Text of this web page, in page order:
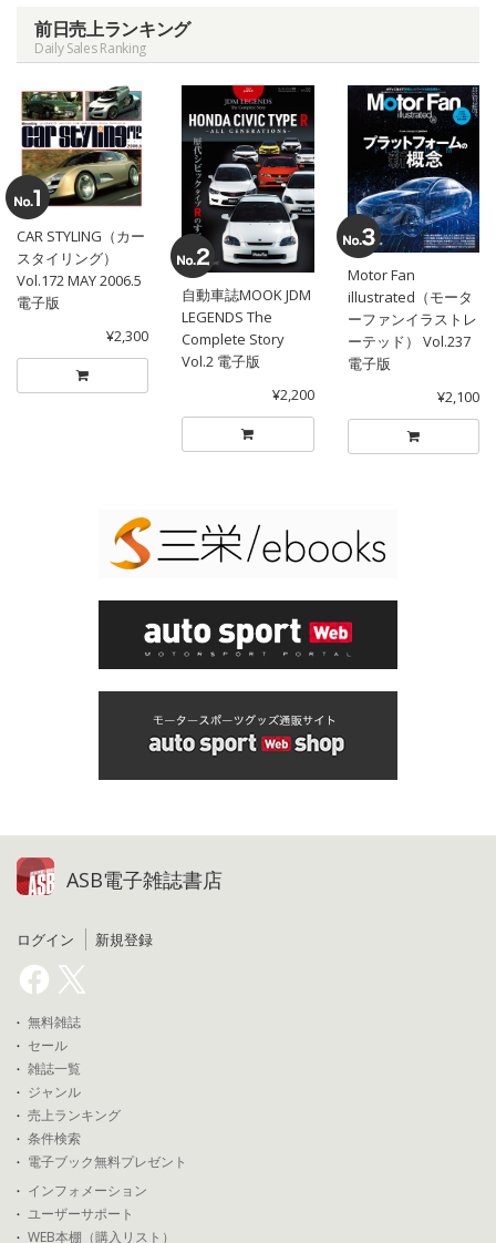
前日売上ランキング
Daily Sales Ranking
CAR STYLING（カー
スタイリング）
Vol.172 MAY 2006.5
電子版
¥2,300
自動車誌MOOK JDM
LEGENDS The
Complete Story
Vol.2 電子版
¥2,200
Motor Fan
illustrated（モータ
ーファンイラストレ
ーテッド） Vol.237
電子版
¥2,100
ASB電子雑誌書店
ログイン 新規登録
無料雑誌
セール
雑誌一覧
ジャンル
売上ランキング
条件検索
電子ブック無料プレゼント
インフォメーション
ユーザーサポート
WEB本棚（購入リスト）